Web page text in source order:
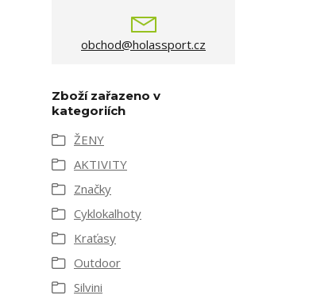
obchod@holassport.cz
Zboží zařazeno v
kategoriích
ŽENY
AKTIVITY
Značky
Cyklokalhoty
Kraťasy
Outdoor
Silvini